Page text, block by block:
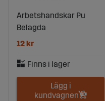
Arbetshandskar Pu
Belagda
12 kr
Lägg i
kundvagnen